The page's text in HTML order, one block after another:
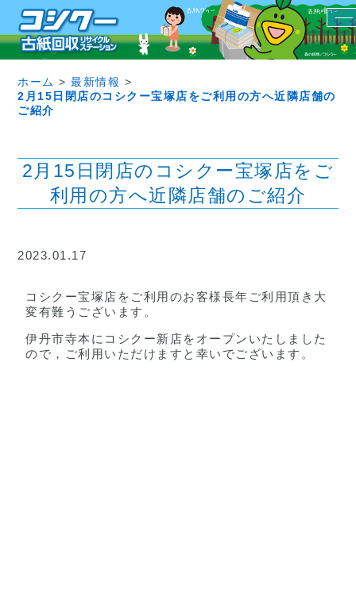
ホーム >最新情報 >
2月15日閉店のコシクー宝塚店をご利用の方へ近隣店舗の
ご紹介
2月15日閉店のコシクー宝塚店をご
利用の方へ近隣店舗のご紹介
2023.01.17
コシクー宝塚店をご利用のお客様長年ご利用頂き大
変有難うございます。
伊丹市寺本にコシクー新店をオープンいたしました
ので，ご利用いただけますと幸いでございます。